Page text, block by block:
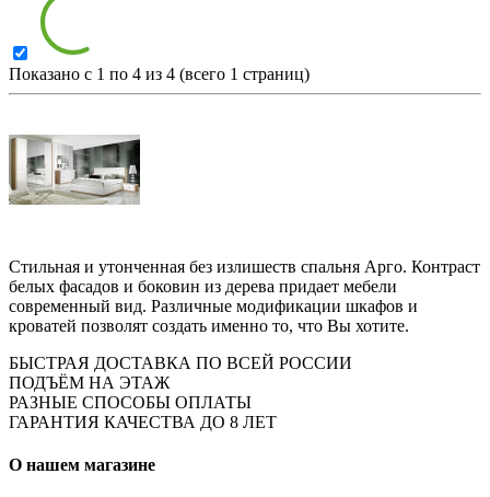
Показано с 1 по 4 из 4 (всего 1 страниц)
Стильная и утонченная без излишеств спальня Арго. Контраст
белых фасадов и боковин из дерева придает мебели
современный вид. Различные модификации шкафов и
кроватей позволят создать именно то, что Вы хотите.
БЫСТРАЯ ДОСТАВКА ПО ВСЕЙ РОССИИ
ПОДЪЁМ НА ЭТАЖ
РАЗНЫЕ СПОСОБЫ ОПЛАТЫ
ГАРАНТИЯ КАЧЕСТВА ДО 8 ЛЕТ
О нашем магазине